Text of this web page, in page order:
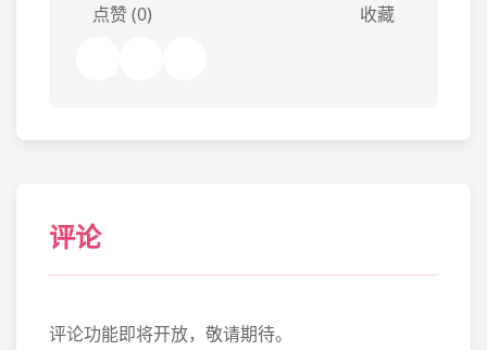
点赞 (0) 收藏
评论
评论功能即将开放，敬请期待。